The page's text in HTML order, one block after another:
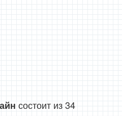
состоит из 34